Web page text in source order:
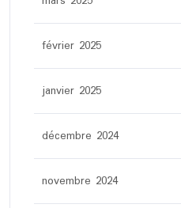
février 2025
janvier 2025
décembre 2024
novembre 2024